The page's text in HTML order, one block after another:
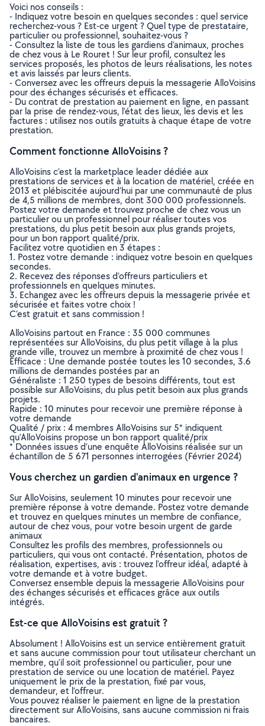
Voici nos conseils :
- Indiquez votre besoin en quelques secondes : quel service
recherchez-vous ? Est-ce urgent ? Quel type de prestataire,
particulier ou professionnel, souhaitez-vous ?
- Consultez la liste de tous les gardiens d'animaux, proches
de chez vous à Le Rouret ! Sur leur profil, consultez les
services proposés, les photos de leurs réalisations, les notes
et avis laissés par leurs clients.
- Conversez avec les offreurs depuis la messagerie AlloVoisins
pour des échanges sécurisés et efficaces.
- Du contrat de prestation au paiement en ligne, en passant
par la prise de rendez-vous, l’état des lieux, les devis et les
factures : utilisez nos outils gratuits à chaque étape de votre
prestation.
Comment fonctionne AlloVoisins ?
AlloVoisins c’est la marketplace leader dédiée aux
prestations de services et à la location de matériel, créée en
2013 et plébiscitée aujourd’hui par une communauté de plus
de 4,5 millions de membres, dont 300 000 professionnels.
Postez votre demande et trouvez proche de chez vous un
particulier ou un professionnel pour réaliser toutes vos
prestations, du plus petit besoin aux plus grands projets,
pour un bon rapport qualité/prix.
Facilitez votre quotidien en 3 étapes :
1. Postez votre demande : indiquez votre besoin en quelques
secondes.
2. Recevez des réponses d’offreurs particuliers et
professionnels en quelques minutes.
3. Echangez avec les offreurs depuis la messagerie privée et
sécurisée et faites votre choix !
C’est gratuit et sans commission !
AlloVoisins partout en France : 35 000 communes
représentées sur AlloVoisins, du plus petit village à la plus
grande ville, trouvez un membre à proximité de chez vous !
Efficace : Une demande postée toutes les 10 secondes, 3.6
millions de demandes postées par an
Généraliste : 1 250 types de besoins différents, tout est
possible sur AlloVoisins, du plus petit besoin aux plus grands
projets.
Rapide : 10 minutes pour recevoir une première réponse à
votre demande
Qualité / prix : 4 membres AlloVoisins sur 5* indiquent
qu’AlloVoisins propose un bon rapport qualité/prix
* Données issues d’une enquête AlloVoisins réalisée sur un
échantillon de 5 671 personnes interrogées (Février 2024)
Vous cherchez un gardien d'animaux en urgence ?
Sur AlloVoisins, seulement 10 minutes pour recevoir une
première réponse à votre demande. Postez votre demande
et trouvez en quelques minutes un membre de confiance,
autour de chez vous, pour votre besoin urgent de garde
animaux
Consultez les profils des membres, professionnels ou
particuliers, qui vous ont contacté. Présentation, photos de
réalisation, expertises, avis : trouvez l'offreur idéal, adapté à
votre demande et à votre budget.
Conversez ensemble depuis la messagerie AlloVoisins pour
des échanges sécurisés et efficaces grâce aux outils
intégrés.
Est-ce que AlloVoisins est gratuit ?
Absolument ! AlloVoisins est un service entièrement gratuit
et sans aucune commission pour tout utilisateur cherchant un
membre, qu’il soit professionnel ou particulier, pour une
prestation de service ou une location de matériel. Payez
uniquement le prix de la prestation, fixé par vous,
demandeur, et l’offreur.
Vous pouvez réaliser le paiement en ligne de la prestation
directement sur AlloVoisins, sans aucune commission ni frais
bancaires.